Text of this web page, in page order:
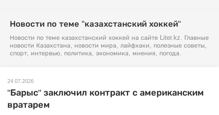
Новости по теме "казахстанский хоккей"
Новости по теме казахстанский хоккей на сайте Liter.kz. Главные
новости Казахстана, новости мира, лайфхаки, полезные советы,
спорт, интервью, политика, экономика, мнения, погода.
24.07.2026
"Барыс" заключил контракт с американским
вратарем